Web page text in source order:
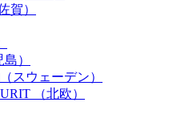
賀）
）
スウェーデン）
（北欧）